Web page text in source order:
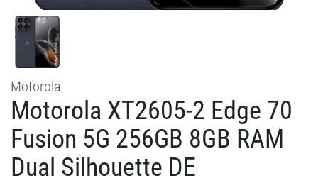
Motorola
Motorola XT2605-2 Edge 70
Fusion 5G 256GB 8GB RAM
Dual Silhouette DE